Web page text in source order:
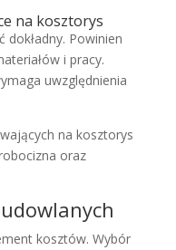
na kosztorys
dokładny. Powinien
i pracy.
uwzględnienia
na kosztorys
oraz
kosztów. Wybór